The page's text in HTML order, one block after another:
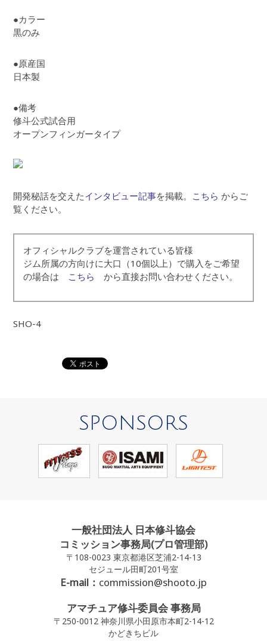
●カラー
黒のみ
●原産国
日本製
●備考
修斗公式試合用
オープンフィンガータイプ
開発秘話を交えたインタビュー記事を掲載。 こちら からご
覧ください。
オフィシャルクラブを運営されている皆様
ジム所属の方向けに大口（10個以上）で購入をご希望
の場合は こちら から直接お問い合わせください。
SHO-4
SPONSORS
一般社団法人 日本修斗協会
コミッション事務局(プロ管理部)
〒108-0023 東京都港区芝浦2-14-13
セジュール田町201号室
E-mail： commission@shooto.jp
アマチュア修斗委員会 事務局
〒250-0012 神奈川県小田原市本町2-14-12
かどきちビル